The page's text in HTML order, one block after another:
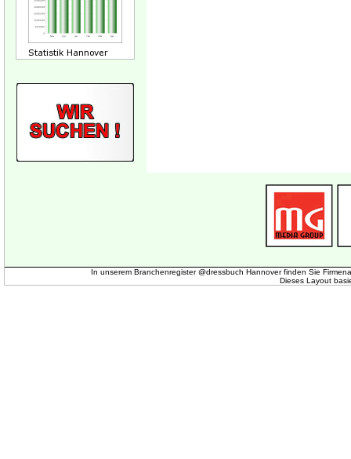
In unserem Branchenregister @dressbuch Hannover finden Sie
Dieses Layout